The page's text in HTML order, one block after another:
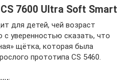
7600 Ultra Soft Smart
для детей, чей возраст
уверенностью сказать, что
щётка, которая была
прототипа CS 5460.